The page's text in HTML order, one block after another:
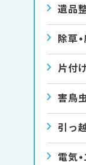
遺品
除草
⽚付
害⿃
引っ
電気